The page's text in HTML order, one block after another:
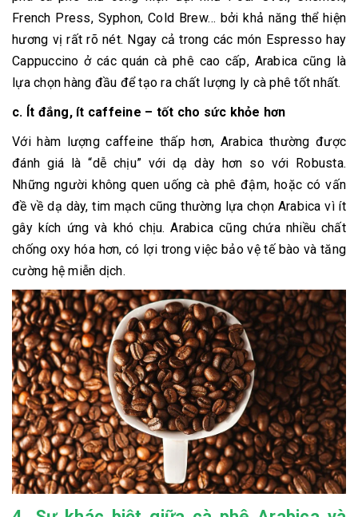
French Press, Syphon, Cold Brew… bởi khả năng thể hiện
hương vị rất rõ nét. Ngay cả trong các món Espresso hay
Cappuccino ở các quán cà phê cao cấp, Arabica cũng là
lựa chọn hàng đầu để tạo ra chất lượng ly cà phê tốt nhất.
c. Ít đắng, ít caffeine – tốt cho sức khỏe hơn
Với hàm lượng caffeine thấp hơn, Arabica thường được
đánh giá là “dễ chịu” với dạ dày hơn so với Robusta.
Những người không quen uống cà phê đậm, hoặc có vấn
đề về dạ dày, tim mạch cũng thường lựa chọn Arabica vì ít
gây kích ứng và khó chịu. Arabica cũng chứa nhiều chất
chống oxy hóa hơn, có lợi trong việc bảo vệ tế bào và tăng
cường hệ miễn dịch.